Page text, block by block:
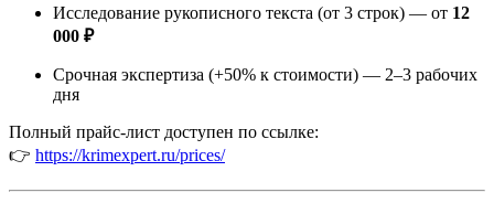
Исследование рукописного текста (от 3 строк) — от 12
000 ₽
Срочная экспертиза (+50% к стоимости) — 2–3 рабочих
дня
Полный прайс-лист доступен по ссылке:
👉 https://krimexpert.ru/prices/